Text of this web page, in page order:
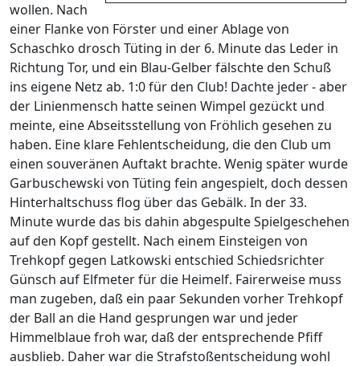
wollen. Nach
einer Flanke von Förster und einer Ablage von
Schaschko drosch Tüting in der 6. Minute das Leder in
Richtung Tor, und ein Blau-Gelber fälschte den Schuß
ins eigene Netz ab. 1:0 für den Club! Dachte jeder - aber
der Linienmensch hatte seinen Wimpel gezückt und
meinte, eine Abseitsstellung von Fröhlich gesehen zu
haben. Eine klare Fehlentscheidung, die den Club um
einen souveränen Auftakt brachte. Wenig später wurde
Garbuschewski von Tüting fein angespielt, doch dessen
Hinterhaltschuss flog über das Gebälk. In der 33.
Minute wurde das bis dahin abgespulte Spielgeschehen
auf den Kopf gestellt. Nach einem Einsteigen von
Trehkopf gegen Latkowski entschied Schiedsrichter
Günsch auf Elfmeter für die Heimelf. Fairerweise muss
man zugeben, daß ein paar Sekunden vorher Trehkopf
der Ball an die Hand gesprungen war und jeder
Himmelblaue froh war, daß der entsprechende Pfiff
ausblieb. Daher war die Strafstoßentscheidung wohl